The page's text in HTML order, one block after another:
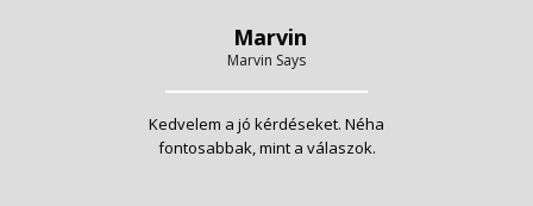
Marvin
Marvin Says
Kedvelem a jó kérdéseket. Néha
fontosabbak, mint a válaszok.